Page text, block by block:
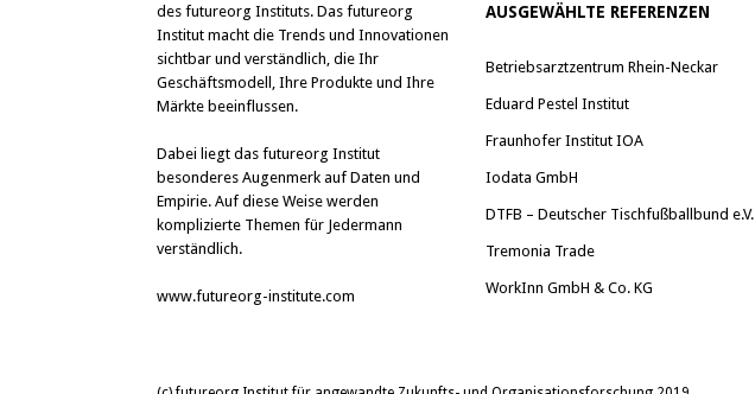
des futureorg Instituts. Das futureorg
Institut macht die Trends und Innovationen
sichtbar und verständlich, die Ihr
Geschäftsmodell, Ihre Produkte und Ihre
Märkte beeinflussen.
Dabei liegt das futureorg Institut
besonderes Augenmerk auf Daten und
Empirie. Auf diese Weise werden
komplizierte Themen für Jedermann
verständlich.
www.futureorg-institute.com
AUSGEWÄHLTE REFERENZEN
Betriebsarztzentrum Rhein-Neckar
Eduard Pestel Institut
Fraunhofer Institut IOA
Iodata GmbH
DTFB – Deutscher Tischfußballbund e.V.
Tremonia Trade
WorkInn GmbH & Co. KG